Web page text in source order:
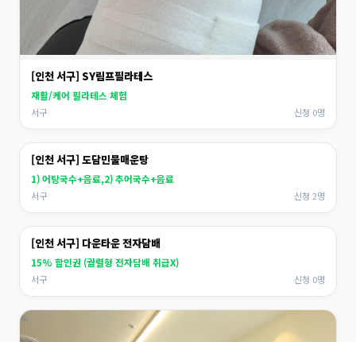
[인천 서구] SY림프필라테스
재활/케어 필라테스 체험
서구 신청 0명
[인천 서구] 도담민물매운탕
1) 어탕국수+음료,2) 추어국수+음료
서구 신청 2명
[인천 서구] 다운타운 전자담배
15% 할인권 (궐렬형 전자담배 취급X)
서구 신청 0명